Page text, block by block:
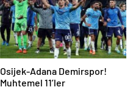
Osijek-Adana Demirspor!
Muhtemel 11’ler